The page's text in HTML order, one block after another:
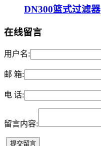
DN300篮式过滤器
在线留言
用户名:
邮 箱:
电 话:
留言内容: